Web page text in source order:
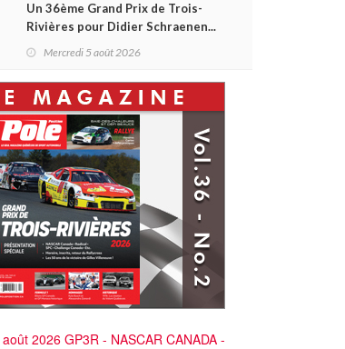
Un 36ème Grand Prix de Trois-
Rivières pour Didier Schraenen...
et une première en Challenge
Mercredi 5 août 2026